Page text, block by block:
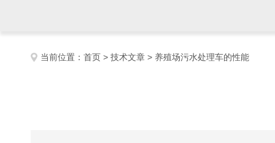
当前位置： 首页 > 技术文章 > 养殖场污水处理车的性能